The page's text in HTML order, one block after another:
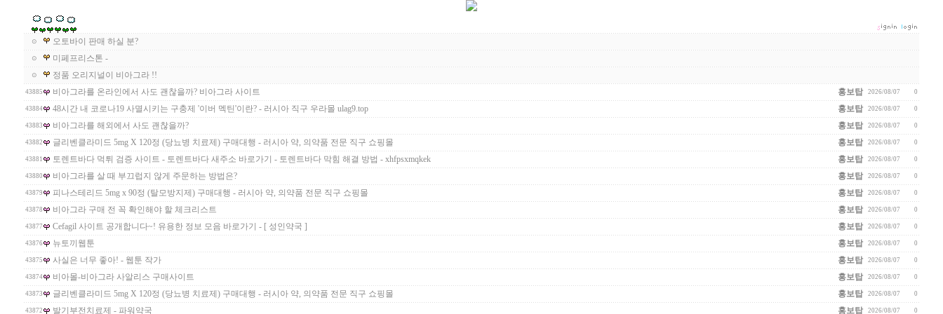
⊙ 오토바이 판매 하실 분?
⊙ 미페프리스톤 -
⊙ 정품 오리지널이 비아그라 !!
43885 비아그라를 온라인에서 사도 괜찮을까? 비아그라 사이트 홍보탑 2026/08/07 0
43884 48시간 내 코로나19 사멸시키는 구충제 '이버 멕틴'이란? - 러시아 직구 우라몰 ulag9.top 홍보탑 2026/08/07 0
43883 비아그라를 해외에서 사도 괜찮을까? 홍보탑 2026/08/07 0
43882 글리벤클라미드 5mg X 120정 (당뇨병 치료제) 구매대행 - 러시아 약, 의약품 전문 직구 쇼핑몰 홍보탑 2026/08/07 0
43881 토렌트바다 먹튀 검증 사이트 - 토렌트바다 새주소 바로가기 - 토렌트바다 막힘 해결 방법 - xhfpsxmqkek 홍보탑 2026/08/07 0
43880 비아그라를 살 때 부끄럽지 않게 주문하는 방법은? 홍보탑 2026/08/07 0
43879 피나스테리드 5mg x 90정 (탈모방지제) 구매대행 - 러시아 약, 의약품 전문 직구 쇼핑몰 홍보탑 2026/08/07 0
43878 비아그라 구매 전 꼭 확인해야 할 체크리스트 홍보탑 2026/08/07 0
43877 Cefagil 사이트 공개합니다~! 유용한 정보 모음 바로가기 - [ 성인약국 ] 홍보탑 2026/08/07 0
43876 뉴토끼웹툰 홍보탑 2026/08/07 0
43875 사실은 너무 좋아! - 웹툰 작가 홍보탑 2026/08/07 0
43874 비아몰-비아그라 사알리스 구매사이트 홍보탑 2026/08/07 0
43873 글리벤클라미드 5mg X 120정 (당뇨병 치료제) 구매대행 - 러시아 약, 의약품 전문 직구 쇼핑몰 홍보탑 2026/08/07 0
43872 발기부전치료제 - 파워약국 홍보탑 2026/08/07 0